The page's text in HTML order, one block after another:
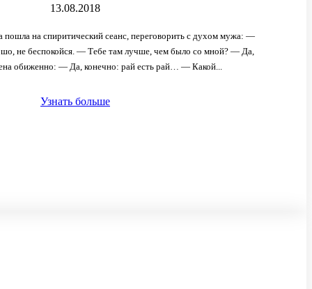
13.08.2018
на спиритический сеанс, переговорить с духом мужа: —
обиженно: — Да, конечно: рай есть рай… — Какой...
Узнать больше